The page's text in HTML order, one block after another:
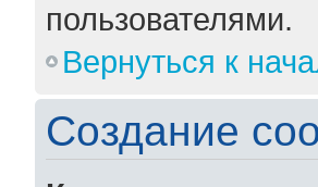
пользователями.
Вернуться к
Создание